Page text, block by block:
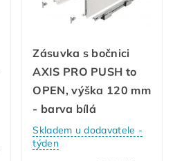
Zásuvka s bočnici
AXIS PRO PUSH to
OPEN, výška 120 mm
- barva bílá
Skladem u dodavatele -
týden